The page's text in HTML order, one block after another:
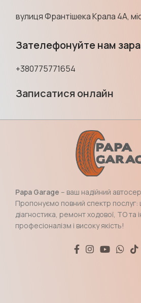
вулиця Франтішека Крала 4А,
Зателефонуйте нам
+380775771654
Записатися онлайн
Papa Garage – ваш надійний
Пропонуємо повний спектр
діагностика, ремонт ходової, ТО та
професіоналізм і високу якість!